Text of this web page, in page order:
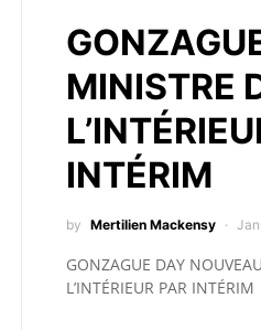
MINISTRE
INTÉRIM
by Mertilien Mackensy
GONZAGUE DAY
L’INTÉRIEUR PAR INTÉRIM